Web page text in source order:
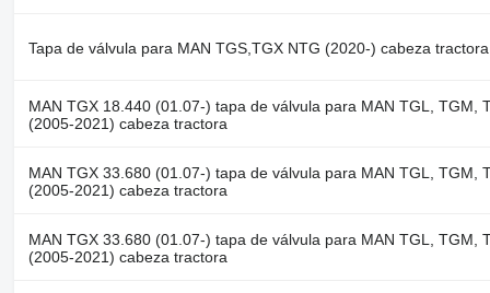
Tapa de válvula para MAN TGS,TGX NTG (2020-) cabeza tractora
MAN TGX 18.440 (01.07-) tapa de válvula para MAN TGL, TGM,
(2005-2021) cabeza tractora
MAN TGX 33.680 (01.07-) tapa de válvula para MAN TGL, TGM,
(2005-2021) cabeza tractora
MAN TGX 33.680 (01.07-) tapa de válvula para MAN TGL, TGM,
(2005-2021) cabeza tractora